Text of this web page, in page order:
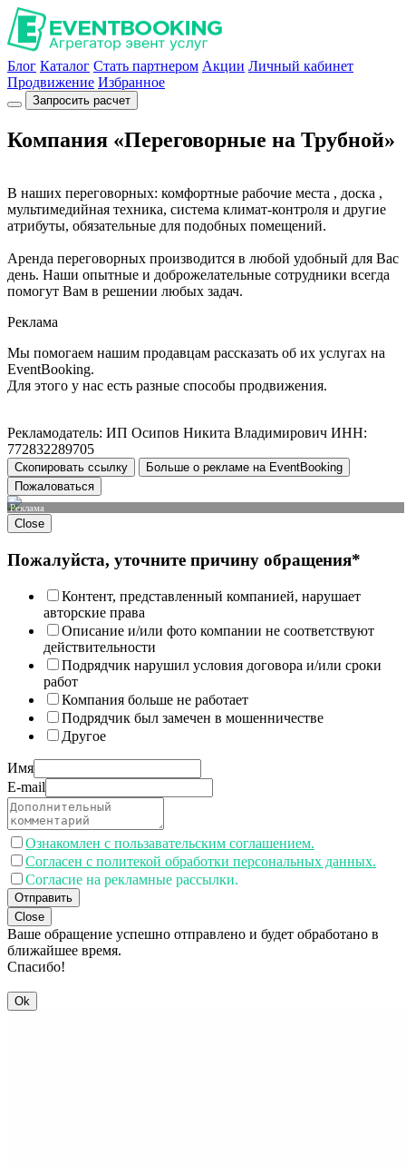
Блог Каталог Стать партнером Акции Личный кабинет
Продвижение Избранное
Запросить расчет
Компания «Переговорные на Трубной»
В наших переговорных: комфортные рабочие места , доска ,
мультимедийная техника, система климат-контроля и другие
атрибуты, обязательные для подобных помещений.
Аренда переговорных производится в любой удобный для Вас
день. Наши опытные и доброжелательные сотрудники всегда
помогут Вам в решении любых задач.
Реклама
Мы помогаем нашим продавцам рассказать об их услугах на
EventBooking.
Для этого у нас есть разные способы продвижения.
Рекламодатель: ИП Осипов Никита Владимирович ИНН:
772832289705
Скопировать ссылку
Больше о рекламе на EventBooking
Пожаловаться
Реклама
Close
Пожалуйста, уточните причину обращения*
Контент, представленный компанией, нарушает
авторские права
Описание и/или фото компании не соответствуют
действительности
Подрядчик нарушил условия договора и/или сроки
работ
Компания больше не работает
Подрядчик был замечен в мошенничестве
Другое
Имя
E-mail
Ознакомлен с пользавательским соглашением.
Согласен с политекой обработки персональных данных.
Согласие на рекламные рассылки.
Отправить
Close
Ваше обращение успешно отправлено и будет обработано в
ближайшее время.
Спасибо!
Ok